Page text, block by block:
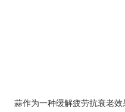
蒜作为一种缓解疲劳抗衰老